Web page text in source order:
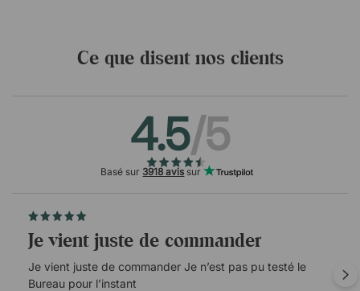
Ce que disent nos clients
4.5/5
Basé sur 3918 avis sur
Je vient juste de commander
Je vient juste de commander Je n’est pas pu testé le
Bureau pour l’instant